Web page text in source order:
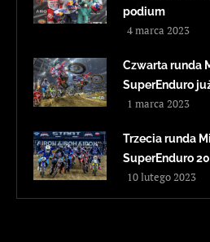
podium
4 marca 2023
Czwarta runda
SuperEnduro
1 marca 2023
Trzecia runda
SuperEnduro
10 lutego 2023